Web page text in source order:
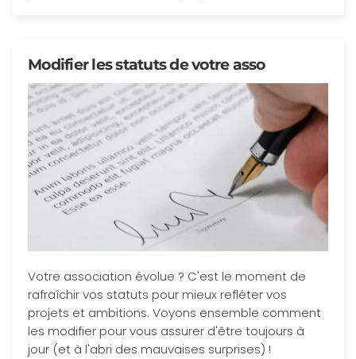
Modifier les statuts de votre asso
Votre association évolue ? C'est le moment de
rafraîchir vos statuts pour mieux refléter vos
projets et ambitions. Voyons ensemble comment
les modifier pour vous assurer d'être toujours à
jour (et à l'abri des mauvaises surprises) !